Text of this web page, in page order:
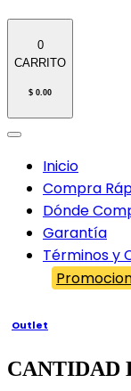
0
CARRITO
$ 0.00
Inicio
Compra
Dónde
Garantía
Términos y
Outlet
CANTIDAD